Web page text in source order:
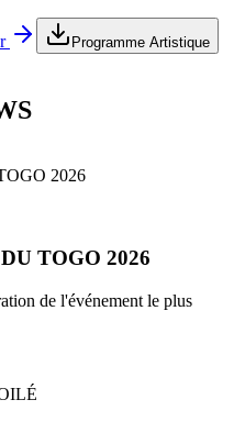
Programme Artistique
TOGO 2026
de l'événement le plus